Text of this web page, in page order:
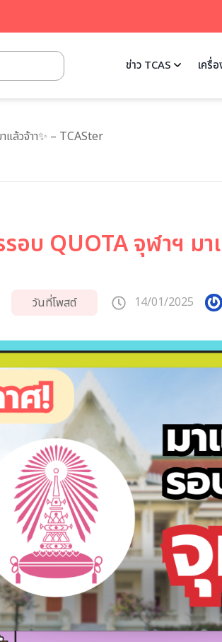
ข่าว TCAS เครื่
ล้วจ้าา✨ – TCASter
รอบ QUOTA จุฬาฯ มา
วันที่โพสต์ 14/01/2025